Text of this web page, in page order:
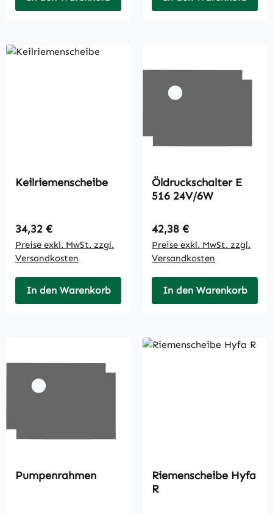
Keilriemenscheibe
Regulärer Preis:
34,32 €
Preise exkl. MwSt. zzgl.
Versandkosten
In den Warenkorb
Öldruckschalter E
516 24V/6W
Regulärer Preis:
42,38 €
Preise exkl. MwSt. zzgl.
Versandkosten
In den Warenkorb
Pumpenrahmen
Riemenscheibe Hyfa
R